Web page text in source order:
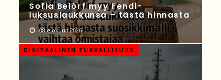
Sofia Belórf myy Fendi-
luksuslaukkunsa – tästä hinnasta
08 elokuun 2026
DIGITAALINEN TURVALLISUUS